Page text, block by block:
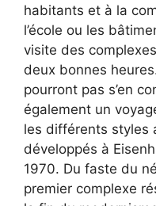
habitants et à la
l’école ou les
visite des
deux bonnes
pourront pas s’en
également un
les différents styles
développés à
1970. Du faste du
premier complexe